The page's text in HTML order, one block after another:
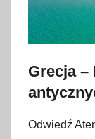
Grecja –
Odwiedź